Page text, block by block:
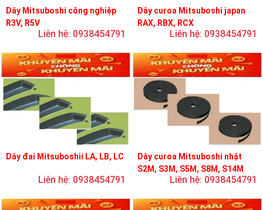
Dây Mitsuboshi công nghiệp
R3V, R5V
Liên hệ: 0938454791
Dây curoa Mitsuboshi japan
RAX, RBX, RCX
Liên hệ: 0938454791
Dây đai Mitsuboshii LA, LB, LC
Liên hệ: 0938454791
Dây curoa Mitsuboshi nhật
S2M, S3M, S5M, S8M, S14M
Liên hệ: 0938454791